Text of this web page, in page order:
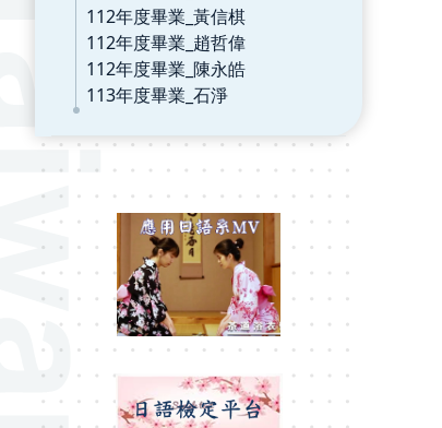
112年度畢業_黃信棋
112年度畢業_趙哲偉
112年度畢業_陳永皓
113年度畢業_石淨